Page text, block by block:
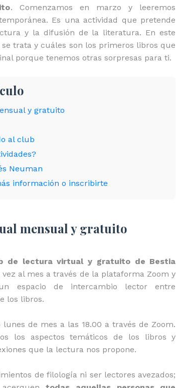
. Comenzamos en marzo y leeremos
Es una actividad que pretende
y la difusión de la literatura. En este
trata y cuáles son los primeros libros que
porque tenemos otras sorpresas para ti.
y gratuito
al club
Neuman
información o inscribirte
mensual y gratuito
de lectura virtual y gratuito de Bestia
al mes a través de la plataforma Zoom y
espacio de intercambio lector entre
los libros.
de mes a las 18.00 a través de Zoom.
los aspectos temáticos de los libros y
que la lectura nos propone.
de filología ni ser lectores avezados;